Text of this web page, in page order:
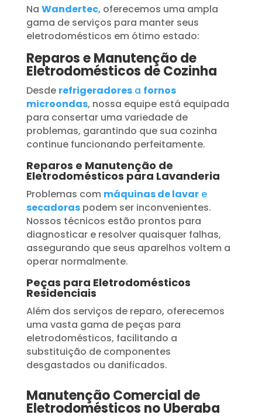
Na Wandertec, oferecemos uma ampla
gama de serviços para manter seus
eletrodomésticos em ótimo estado:
Reparos e Manutenção de
Eletrodomésticos de Cozinha
Desde refrigeradoresa fornos
microondas, nossa equipe está equipada
para consertar uma variedade de
problemas, garantindo que sua cozinha
continue funcionando perfeitamente.
Reparos e Manutenção de
Eletrodomésticos para Lavanderia
Problemas com máquinas de lavare
secadoraspodem ser inconvenientes.
Nossos técnicos estão prontos para
diagnosticar e resolver quaisquer falhas,
assegurando que seus aparelhos voltem a
operar normalmente.
Peças para Eletrodomésticos
Residenciais
Além dos serviços de reparo, oferecemos
uma vasta gama de peças para
eletrodomésticos, facilitando a
substituição de componentes
desgastados ou danificados.
Manutenção Comercial de
Eletrodomésticos no Uberaba